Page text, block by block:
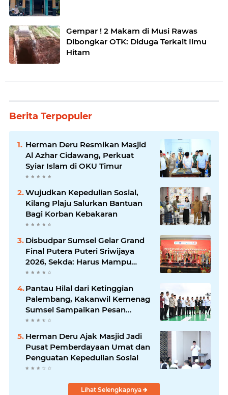
Gempar ! 2 Makam di Musi Rawas
Dibongkar OTK: Diduga Terkait Ilmu
Hitam
Berita Terpopuler
Herman Deru Resmikan Masjid
Al Azhar Cidawang, Perkuat
Syiar Islam di OKU Timur
Wujudkan Kepedulian Sosial,
Kilang Plaju Salurkan Bantuan
Bagi Korban Kebakaran
Disbudpar Sumsel Gelar Grand
Final Putera Puteri Sriwijaya
2026, Sekda: Harus Mampu
Bawa Sumsel Go Internasional
Pantau Hilal dari Ketinggian
Palembang, Kakanwil Kemenag
Sumsel Sampaikan Pesan
Kerukunan
Herman Deru Ajak Masjid Jadi
Pusat Pemberdayaan Umat dan
Penguatan Kepedulian Sosial
Lihat Selengkapnya